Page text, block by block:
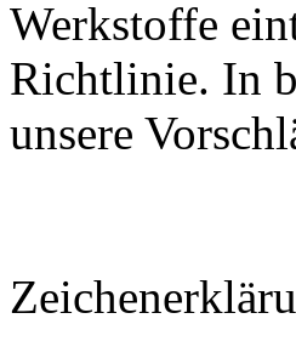
Werkstoffe
Richtlinie. In
unsere